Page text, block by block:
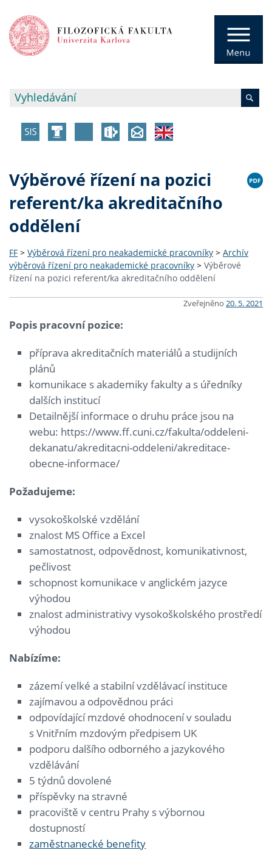
Výběrové řízení na pozici
referent/ka akreditačního
oddělení
FF > Výběrová řízení pro neakademické pracovníky > Archív
výběrová řízení pro neakademické pracovníky > Výběrové
řízení na pozici referent/ka akreditačního oddělení
Zveřejněno 20. 5. 2021
Popis pracovní pozice:
příprava akreditačních materiálů a studijních
plánů
komunikace s akademiky fakulty a s úředníky
dalších institucí
Detailnější informace o druhu práce jsou na
webu: https://www.ff.cuni.cz/fakulta/oddeleni-
dekanatu/akreditacni-oddeleni/akreditace-
obecne-informace/
Požadujeme:
vysokoškolské vzdělání
znalost MS Office a Excel
samostatnost, odpovědnost, komunikativnost,
pečlivost
schopnost komunikace v anglickém jazyce
výhodou
znalost administrativy vysokoškolského prostředí
výhodou
Nabízíme:
zázemí velké a stabilní vzdělávací instituce
zajímavou a odpovědnou práci
odpovídající mzdové ohodnocení v souladu
s Vnitřním mzdovým předpisem UK
podporu dalšího odborného a jazykového
vzdělávání
5 týdnů dovolené
příspěvky na stravné
pracoviště v centru Prahy s výbornou
dostupností
zaměstnanecké benefity